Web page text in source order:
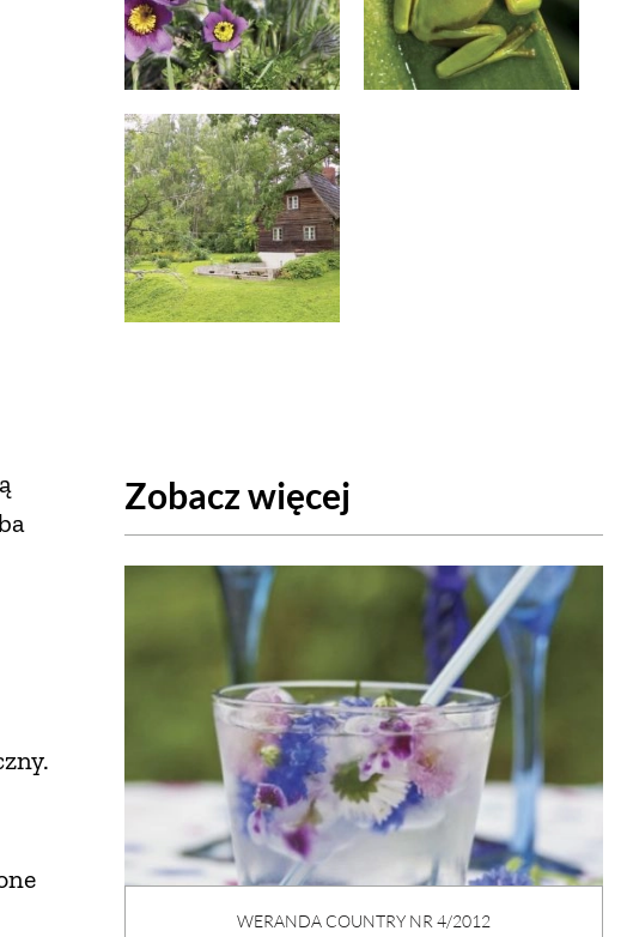
Zobacz więcej
WERANDA COUNTRY NR 4/2012